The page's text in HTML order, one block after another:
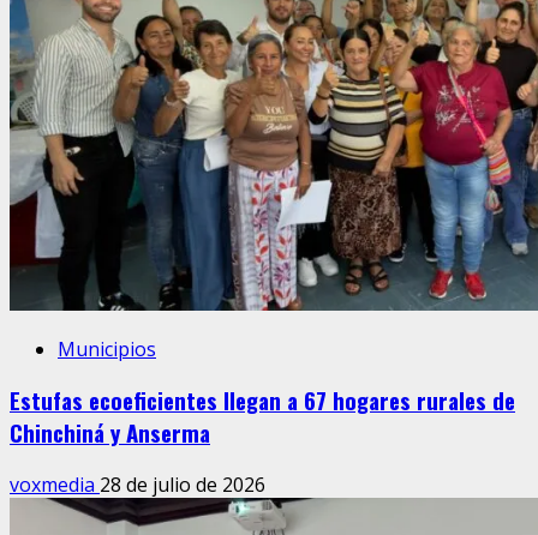
Municipios
Estufas ecoeficientes llegan a 67 hogares rurales de
Chinchiná y Anserma
voxmedia 28 de julio de 2026